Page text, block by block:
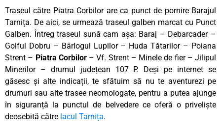
Traseul către Piatra Corbilor are ca punct de pornire Barajul
Tarnița. De aici, se urmează traseul galben marcat cu Punct
Galben. Întreg traseul sună cam așa: Baraj – Debarcader –
Golful Dobru – Bârlogul Lupilor – Huda Tătarilor – Poiana
Strent – Piatra Corbilor – Vf. Strent – Minele de fier – Jilipul
Minerilor – drumul județean 107 P. Deși pe internet se
găsesc și alte indicații, te sfătuim să nu te aventurezi pe
drumuri sau alte trasee neomologate, pentru a putea ajunge
în siguranță la punctul de belvedere ce oferă o priveliște
deosebită către lacul Tarnița.